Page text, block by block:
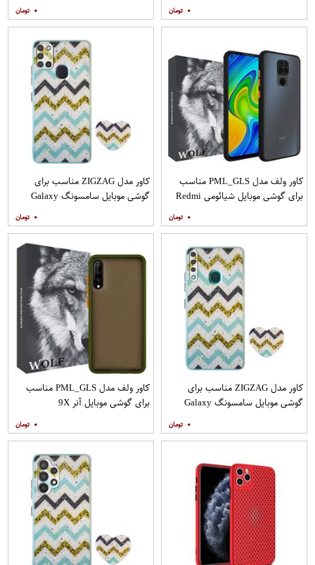
۰
مات
۰
کاور ولف مدل PML_GLS مناسب
برای گوشی موبایل شیائومی Redmi
۰
کاور مدل ZIGZAG مناسب برای
گوشی موبایل سامسونگ Galaxy
۰
کاور مدل ZIGZAG مناسب برای
گوشی موبایل سامسونگ Galaxy
۰
کاور ولف مدل PML_GLS مناسب
برای گوشی موبایل آنر 9X
۰